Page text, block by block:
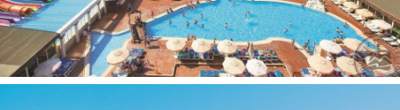
Balkonas
Kavos/arbatos rinkinys
Internetas: Wi-Fi nemokamai
Vonia arba dušas
Televizorius: yra